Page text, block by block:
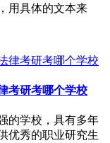
用具体的文本来
考研考哪个学校
的学校，具有多年
优秀的职业研究生